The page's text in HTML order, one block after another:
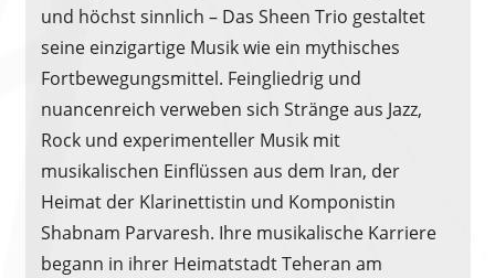
und höchst sinnlich – Das Sheen Trio gestaltet
seine einzigartige Musik wie ein mythisches
Fortbewegungsmittel. Feingliedrig und
nuancenreich verweben sich Stränge aus Jazz,
Rock und experimenteller Musik mit
musikalischen Einflüssen aus dem Iran, der
Heimat der Klarinettistin und Komponistin
Shabnam Parvaresh. Ihre musikalische Karriere
begann in ihrer Heimatstadt Teheran am